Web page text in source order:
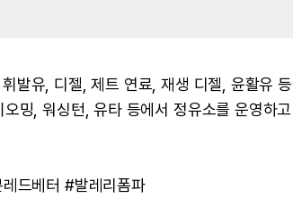
발유, 디젤, 제트 연료, 재생 디젤, 윤활유 등
밍, 워싱턴, 유타 등에서 정유소를 운영하
드베터 #발레리폼파